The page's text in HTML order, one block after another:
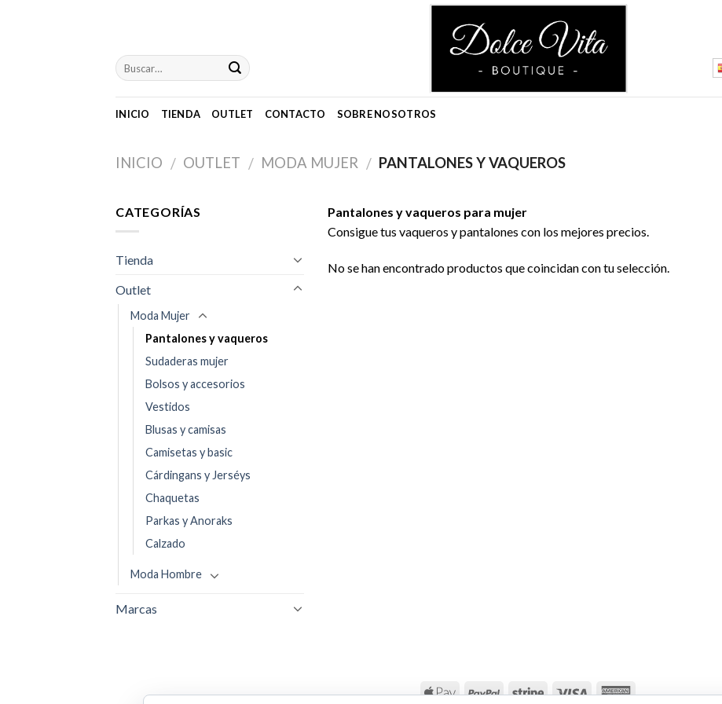
INICIO TIENDA OUTLET CONTACTO SOBRE NOSOTROS
INICIO / OUTLET / MODA MUJER / PANTALONES Y VAQUEROS
CATEGORÍAS
Tienda
Outlet
Moda Mujer
Pantalones y vaqueros
Sudaderas mujer
Bolsos y accesorios
Vestidos
Blusas y camisas
Camisetas y basic
Cárdingans y Jerséys
Chaquetas
Parkas y Anoraks
Calzado
Moda Hombre
Marcas
Pantalones y vaqueros para mujer
Consigue tus vaqueros y pantalones con los mejores precios.
No se han encontrado productos que coincidan con tu selección.